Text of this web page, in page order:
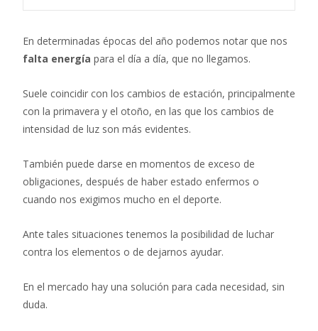
En determinadas épocas del año podemos notar que nos
falta energía para el día a día, que no llegamos.
Suele coincidir con los cambios de estación, principalmente
con la primavera y el otoño, en las que los cambios de
intensidad de luz son más evidentes.
También puede darse en momentos de exceso de
obligaciones, después de haber estado enfermos o
cuando nos exigimos mucho en el deporte.
Ante tales situaciones tenemos la posibilidad de luchar
contra los elementos o de dejarnos ayudar.
En el mercado hay una solución para cada necesidad, sin
duda.